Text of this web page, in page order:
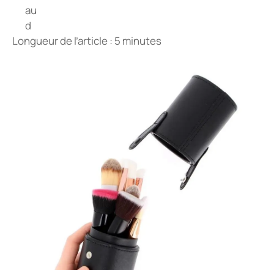
Longueur de l’article : 5 minutes